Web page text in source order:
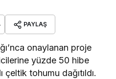
PAYLAŞ
onaylanan proje
yüzde 50 hibe
tohumu dağıtıldı.